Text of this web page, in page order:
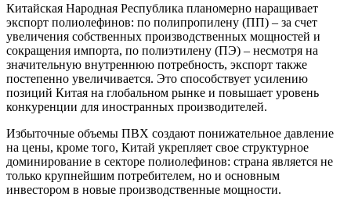
Китайская Народная Республика планомерно наращивает
экспорт полиолефинов: по полипропилену (ПП) – за счет
увеличения собственных производственных мощностей и
сокращения импорта, по полиэтилену (ПЭ) – несмотря на
значительную внутреннюю потребность, экспорт также
постепенно увеличивается. Это способствует усилению
позиций Китая на глобальном рынке и повышает уровень
конкуренции для иностранных производителей.
Избыточные объемы ПВХ создают понижательное давление
на цены, кроме того, Китай укрепляет свое структурное
доминирование в секторе полиолефинов: страна является не
только крупнейшим потребителем, но и основным
инвестором в новые производственные мощности.